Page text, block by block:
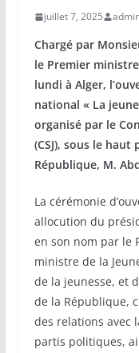
juillet 7, 2025
Chargé par
le Premier
lundi à Alger,
national « La
organisé par le
(CSJ), sous le
République, M.
La cérémonie
allocution du
en son nom par le
ministre de la
de la jeunesse, et
de la République,
des relations avec
partis politiques,